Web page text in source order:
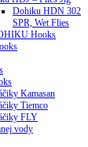
Dohiku HDN 302
SPR, Wet Flies
Hooks
Kamasan
Tiemco
FLY
vody